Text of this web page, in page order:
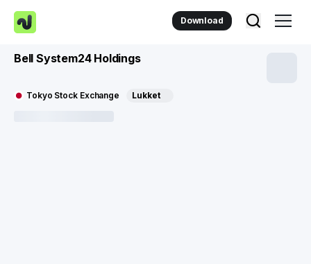
Download
Bell System24 Holdings
Tokyo Stock Exchange Lukket